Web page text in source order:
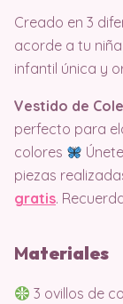
Creado en 3
acorde a tu
infantil única y
Vestido de
perfecto para
colores
piezas
gratis.
Materiales
3 ovillos de